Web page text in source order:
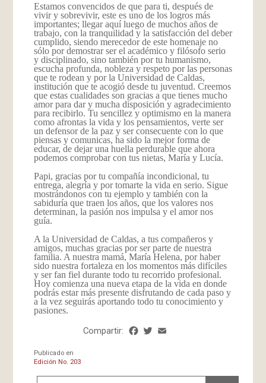
Estamos convencidos de que para ti, después de
vivir y sobrevivir, este es uno de los logros más
importantes; llegar aquí luego de muchos años de
trabajo, con la tranquilidad y la satisfacción del deber
cumplido, siendo merecedor de este homenaje no
sólo por demostrar ser el académico y filósofo serio
y disciplinado, sino también por tu humanismo,
escucha profunda, nobleza y respeto por las personas
que te rodean y por la Universidad de Caldas,
institución que te acogió desde tu juventud. Creemos
que estas cualidades son gracias a que tienes mucho
amor para dar y mucha disposición y agradecimiento
para recibirlo. Tu sencillez y optimismo en la manera
como afrontas la vida y los pensamientos, verte ser
un defensor de la paz y ser consecuente con lo que
piensas y comunicas, ha sido la mejor forma de
educar, de dejar una huella perdurable que ahora
podemos comprobar con tus nietas, María y Lucía.
Papi, gracias por tu compañía incondicional, tu
entrega, alegría y por tomarte la vida en serio. Sigue
mostrándonos con tu ejemplo y también con la
sabiduría que traen los años, que los valores nos
determinan, la pasión nos impulsa y el amor nos
guía.
A la Universidad de Caldas, a tus compañeros y
amigos, muchas gracias por ser parte de nuestra
familia. A nuestra mamá, María Helena, por haber
sido nuestra fortaleza en los momentos más difíciles
y ser fan fiel durante todo tu recorrido profesional.
Hoy comienza una nueva etapa de la vida en donde
podrás estar más presente disfrutando de cada paso y
a la vez seguirás aportando todo tu conocimiento y
pasiones.
Compartir: Facebook
Twitter
Publicado en
Edición No. 203